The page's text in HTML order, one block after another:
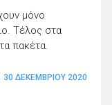
μόνο
Τέλος στα
πακέτα.
30 ΔΕΚΕΜΒΡΊΟΥ 2020